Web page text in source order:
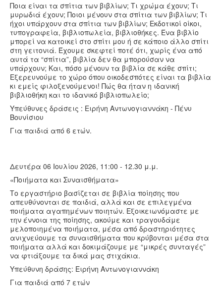
Ποια είναι τα σπίτια των βιβλίων; Τι χρώμα έχουν; Τι
μυρωδιά έχουν; Ποιοι μένουν στα σπίτια των βιβλίων; Tι
ήχοι υπάρχουν στα σπίτια των βιβλίων; Εκδοτικοί οίκοι,
τυπογραφεία, βιβλιοπωλεία, βιβλιοθήκες. Ένα βιβλίο
μπορεί να κατοικεί στο σπίτι μου ή σε κάποιο άλλο σπίτι
στη γειτονιά. Έχουμε σκεφτεί ποτέ ότι, χωρίς ένα από
αυτά τα “σπίτια”, βιβλία δεν θα μπορούσαν να
υπάρχουν; Και, πόσο μένουν τα βιβλία σε κάθε σπίτι;
Εξερευνούμε το χώρο όπου οικοδεσπότες είναι τα βιβλία
κι εμείς φιλοξενούμενοι! Πώς θα ήταν η ιδανική
βιβλιοθήκη και το ιδανικό βιβλιοπωλείο;
Υπεύθυνες δράσεις : Ειρήνη Αντωνογιαννάκη - Πένυ
Βουνίσιου
Για παιδιά από 6 ετών.
Δευτέρα 06 Ιουλίου 2026, 11:00 - 12.30 μ.μ.
«Ποιήματα και Συναισθήματα»
Το εργαστήριο βασίζεται σε βιβλία ποίησης που
απευθύνονται σε παιδιά, αλλά και σε επιλεγμένα
ποιήματα αγαπημένων ποιητών. Εξοικειωνόμαστε με
την έννοια της ποίησης, ακούμε και τραγουδάμε
μελοποιημένα ποιήματα, μέσα από δραστηριότητες
ανιχνεύουμε τα συναισθήματα που κρύβονται μέσα στα
ποιήματα αλλά και δοκιμάζουμε με “μικρές συνταγές”
να φτιάξουμε τα δικά μας στιχάκια.
Υπεύθυνη δράσης: Ειρήνη Αντωνογιαννάκη
Για παιδιά από 7 ετών